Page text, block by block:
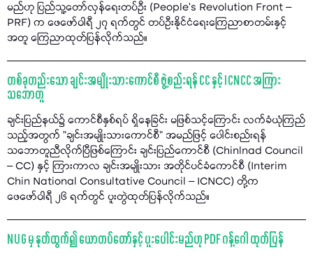
မည်ဟု ပြည်သူ့တော်လှန်ရေးတပ်ဦး (People’s Revolution Front –
PRF) က ဖေဖော်ဝါရီ ၂၇ ရက်တွင် တပ်ဦးနိုင်ငံရေးကြေညာစာတမ်းနှင့်
အတူ ကြေညာထုတ်ပြန်လိုက်သည်။
တစ်ခုတည်းသော ချင်းအမျိုးသားကောင်စီ ဖွဲ့စည်းရန် CC နှင့် ICNCC အကြား
သဘောတူ
ချင်းပြည်နယ်၌ ကောင်စီနှစ်ရပ် ရှိနေခြင်း မဖြစ်သင့်ကြောင်း လက်ခံယုံကြည်
သည့်အတွက် "ချင်းအမျိုးသားကောင်စီ" အမည်ဖြင့် ပေါင်းစည်းရန်
သဘောတူညီလိုက်ပြီဖြစ်ကြောင်း ချင်းပြည်ကောင်စီ (Chinlnad Council
– CC) နှင့် ကြားကာလ ချင်းအမျိုးသား အတိုင်ပင်ခံကောင်စီ (Interim
Chin National Consultative Council – ICNCC) တို့က
ဖေဖော်ဝါရီ ၂၆ ရက်တွင် ပူးတွဲထုတ်ပြန်လိုက်သည်။
NUG မှ နုတ်ထွက်၍ ယောတပ်တော်နှင့် ပူးပေါင်းမည်ဟု PDF ဂန့်ဂေါ ထုတ်ပြန်